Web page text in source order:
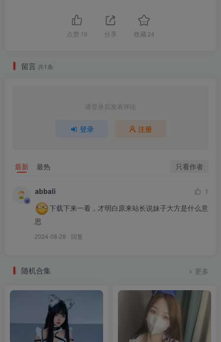
点赞 19 分享 收藏 24
留言 共1条
请登录后发表评论
登录 注册
最新 最热 只看作者
abbali
1
下载下来一看，才明白原来站长说妹子大方是什么意
思
2024-08-28 回复
随机合集 更多